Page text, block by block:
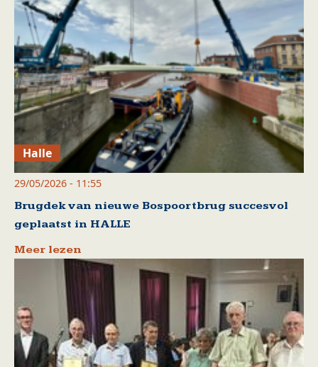
Halle
29/05/2026 - 11:55
Brugdek van nieuwe Bospoortbrug succesvol
geplaatst in HALLE
Meer lezen